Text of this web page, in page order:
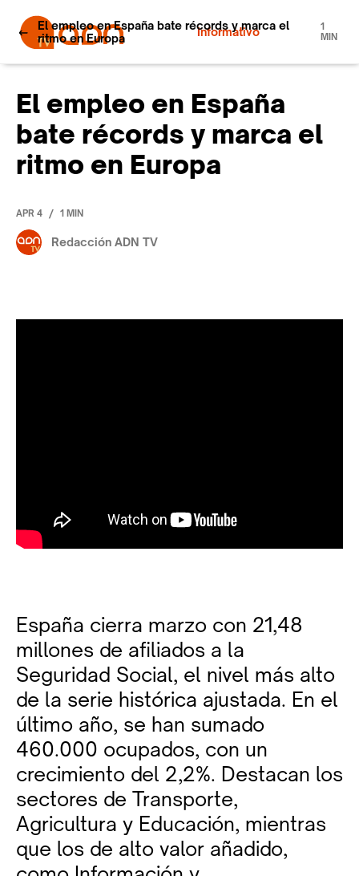
Informativo
El empleo en España bate récords y marca el
ritmo en Europa
1
MIN
El empleo en España
bate récords y marca el
ritmo en Europa
APR 4 / 1 MIN
Redacción ADN TV
España cierra marzo con 21,48
millones de afiliados a la
Seguridad Social, el nivel más alto
de la serie histórica ajustada. En el
último año, se han sumado
460.000 ocupados, con un
crecimiento del 2,2%. Destacan los
sectores de Transporte,
Agricultura y Educación, mientras
que los de alto valor añadido,